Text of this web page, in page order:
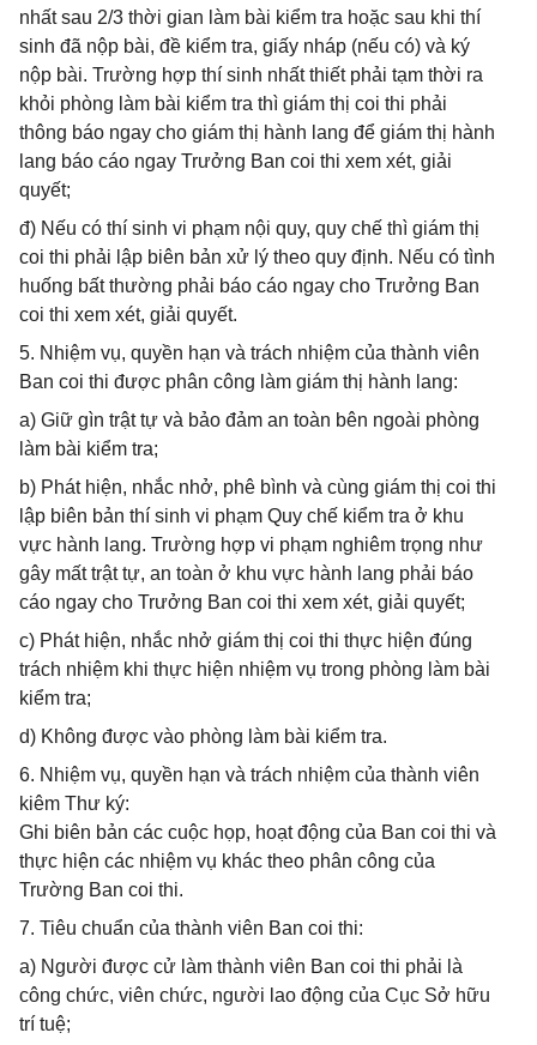
nhất sau 2/3 thời gian làm bài kiểm tra hoặc sau khi thí
sinh đã nộp bài, đề kiểm tra, giấy nháp (nếu có) và ký
nộp bài. Trường hợp thí sinh nhất thiết phải tạm thời ra
khỏi phòng làm bài kiểm tra thì giám thị coi thi phải
thông báo ngay cho giám thị hành lang để giám thị hành
lang báo cáo ngay Trưởng Ban coi thi xem xét, giải
quyết;
đ) Nếu có thí sinh vi phạm nội quy, quy chế thì giám thị
coi thi phải lập biên bản xử lý theo quy định. Nếu có tình
huống bất thường phải báo cáo ngay cho Trưởng Ban
coi thi xem xét, giải quyết.
5. Nhiệm vụ, quyền hạn và trách nhiệm của thành viên
Ban coi thi được phân công làm giám thị hành lang:
a) Giữ gìn trật tự và bảo đảm an toàn bên ngoài phòng
làm bài kiểm tra;
b) Phát hiện, nhắc nhở, phê bình và cùng giám thị coi thi
lập biên bản thí sinh vi phạm Quy chế kiểm tra ở khu
vực hành lang. Trường hợp vi phạm nghiêm trọng như
gây mất trật tự, an toàn ở khu vực hành lang phải báo
cáo ngay cho Trưởng Ban coi thi xem xét, giải quyết;
c) Phát hiện, nhắc nhở giám thị coi thi thực hiện đúng
trách nhiệm khi thực hiện nhiệm vụ trong phòng làm bài
kiểm tra;
d) Không được vào phòng làm bài kiểm tra.
6. Nhiệm vụ, quyền hạn và trách nhiệm của thành viên
kiêm Thư ký:
Ghi biên bản các cuộc họp, hoạt động của Ban coi thi và
thực hiện các nhiệm vụ khác theo phân công của
Trường Ban coi thi.
7. Tiêu chuẩn của thành viên Ban coi thi:
a) Người được cử làm thành viên Ban coi thi phải là
công chức, viên chức, người lao động của Cục Sở hữu
trí tuệ;